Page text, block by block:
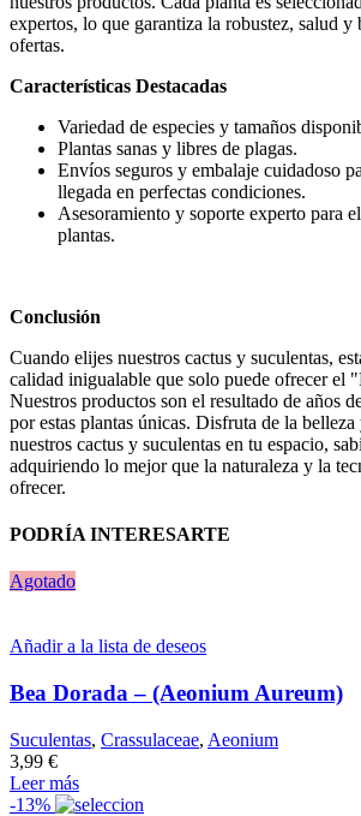
expertos, lo que garantiza la robustez, salud y
ofertas.
Características Destacadas
Variedad de especies y tamaños
Plantas sanas y libres de plagas.
Envíos seguros y embalaje cuidadoso
llegada en perfectas condiciones.
Asesoramiento y soporte experto para
plantas.
Conclusión
Cuando elijes nuestros cactus y suculentas,
calidad inigualable que solo puede ofrecer el
Nuestros productos son el resultado de años
por estas plantas únicas. Disfruta de la
nuestros cactus y suculentas en tu espacio,
adquiriendo lo mejor que la naturaleza y la
ofrecer.
PODRÍA INTERESARTE
Agotado
Añadir a la lista de deseos
Bea Dorada – (Aeonium Aureum)
Suculentas, Crassulaceae, Aeonium
3,99 €
Leer más
-13%